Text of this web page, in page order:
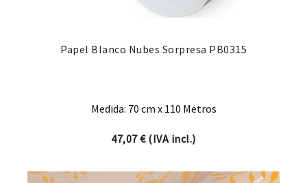
Papel Blanco Nubes Sorpresa PB0315
Medida: 70 cm x 110 Metros
47,07€(IVA incl.)